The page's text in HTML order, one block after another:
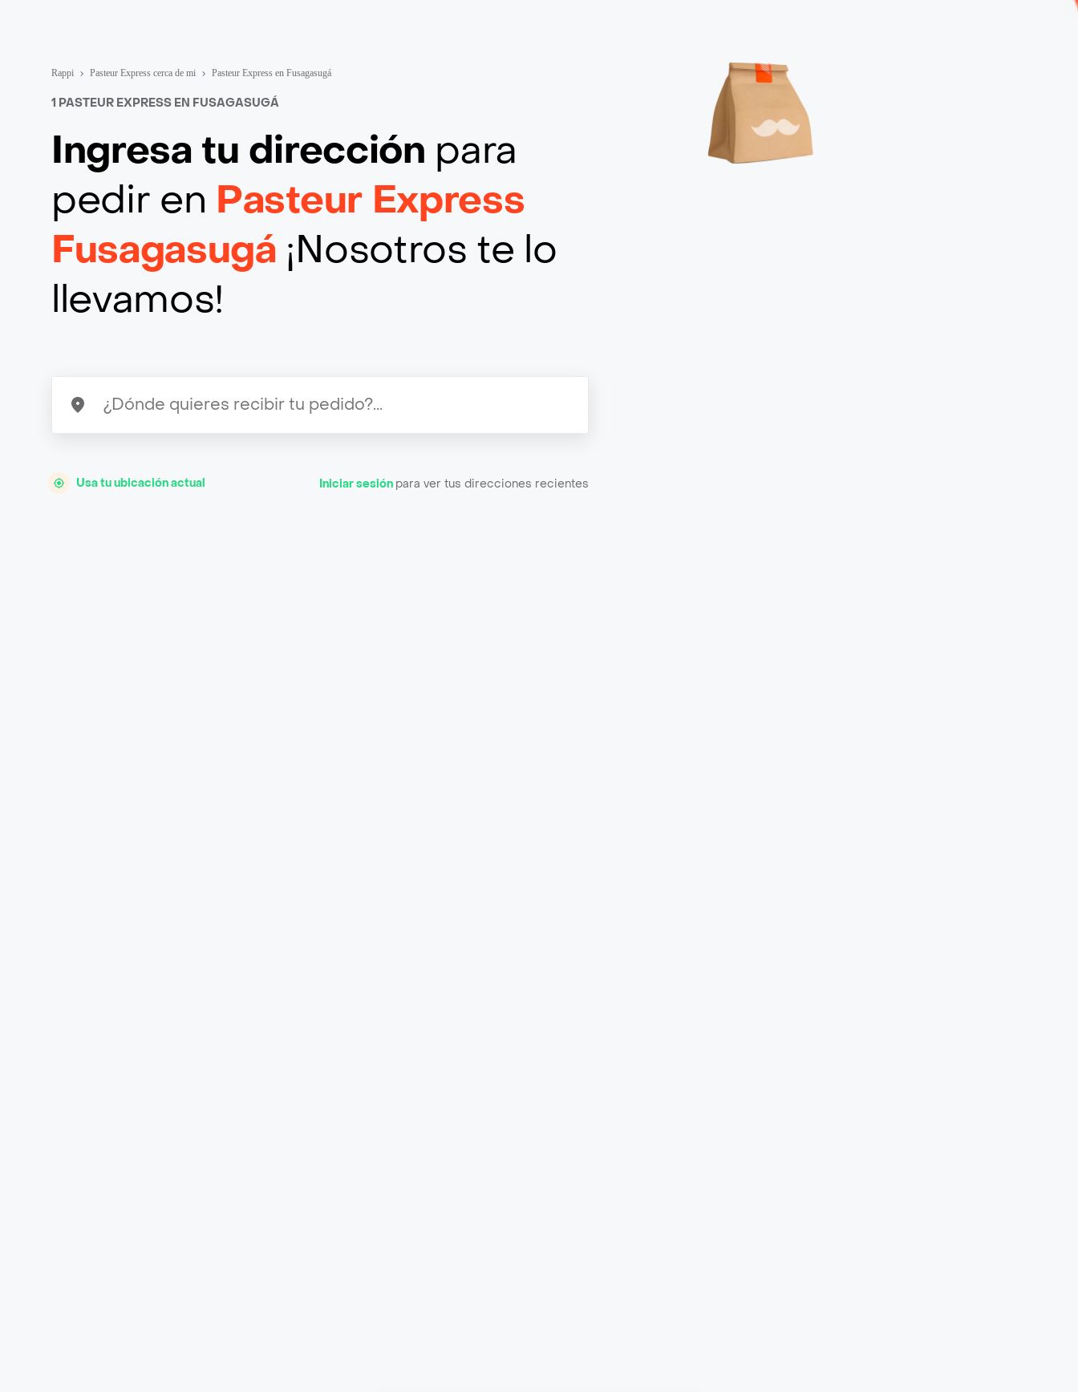
Rappi Pasteur Express cerca de mi Pasteur Express en Fusagasugá
1 PASTEUR EXPRESS EN FUSAGASUGÁ
Ingresa tu dirección para
pedir en Pasteur Express
Fusagasugá ¡Nosotros te lo
llevamos!
Usa tu ubicación actual Iniciar sesión para ver tus direcciones recientes